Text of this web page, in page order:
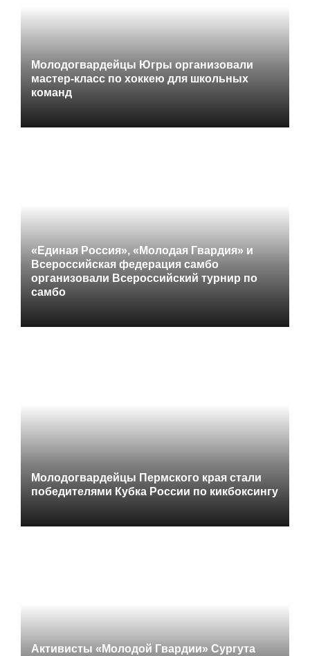
Молодогвардейцы Югры организовали
мастер-класс по хоккею для школьных
команд
«Единая Россия», «Молодая Гвардия» и
Всероссийская федерация самбо
организовали Всероссийский турнир по
самбо
Молодогвардейцы Пермского края стали
победителями Кубка России по кикбоксингу
Активисты «Молодой Гвардии» Сургута